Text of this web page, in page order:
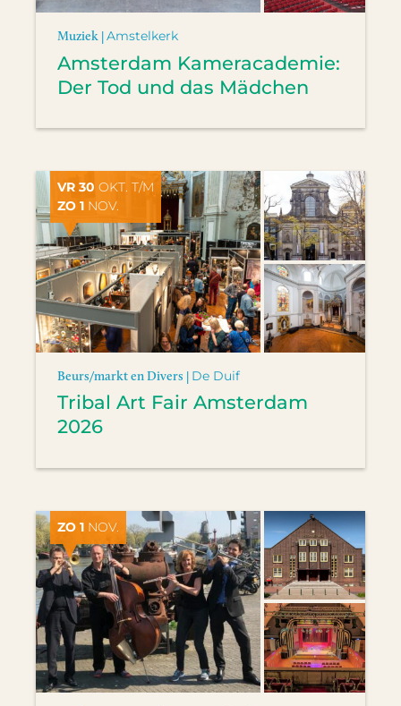
Muziek |Amstelkerk
Amsterdam Kameracademie:
Der Tod und das Mädchen
VR 30 OKT. T/M
ZO 1 NOV.
Beurs/markt en Divers | De Duif
Tribal Art Fair Amsterdam
2026
ZO 1 NOV.